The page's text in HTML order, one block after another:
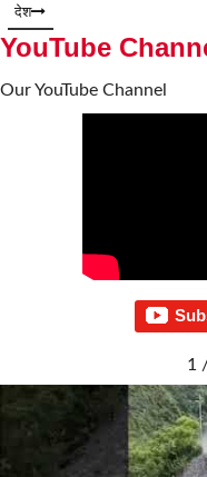
देश
YouTube
Our YouTube Channel
1